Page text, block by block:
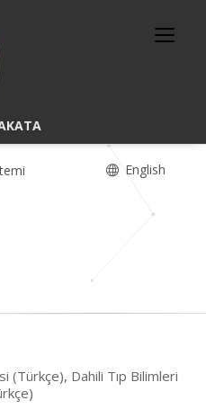
English
(Türkçe), Dahili Tıp Bilimleri